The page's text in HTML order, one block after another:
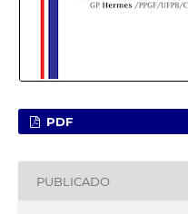
PDF
PUBLICADO